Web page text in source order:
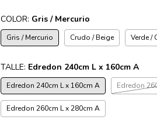
COLOR: Gris / Mercurio
Gris / Mercurio Crudo / Beige Verde /
TALLE: Edredon 240cm L x 160cm A
Edredon 240cm L x 160cm A Edredon
Edredon 260cm L x 280cm A